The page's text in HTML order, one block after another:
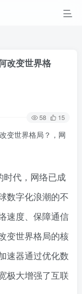
改变世界格
58 15
变世界格局？，网
时代，网络已成
数字化浪潮的不
速度、保障通信
变世界格局的核
速器通过优化数
极大增强了互联